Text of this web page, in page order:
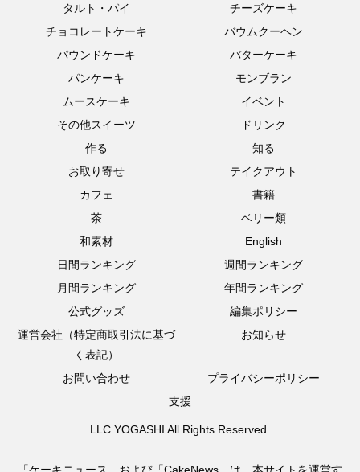
タルト・パイ
チーズケーキ
チョコレートケーキ
バウムクーヘン
パウンドケーキ
バターケーキ
パンケーキ
モンブラン
ムースケーキ
イベント
その他スイーツ
ドリンク
作る
知る
お取り寄せ
テイクアウト
カフェ
書籍
茶
ベリー類
和素材
English
日間ランキング
週間ランキング
月間ランキング
年間ランキング
公式グッズ
編集ポリシー
運営会社（特定商取引法に基づ
く表記）
お知らせ
お問い合わせ
プライバシーポリシー
支援
LLC.YOGASHI All Rights Reserved.
「ケーキニュース」および「CakeNews」は、本サイトを運営す